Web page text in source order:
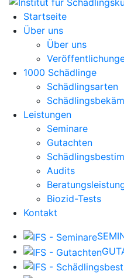
Startseite
Über uns
Über uns
1000 Schädlinge
Schädlingsarten
Leistungen
Seminare
Gutachten
Audits
Biozid-Tests
Kontakt